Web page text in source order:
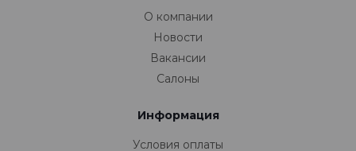
О компании
Новости
Вакансии
Салоны
Информация
Условия оплаты